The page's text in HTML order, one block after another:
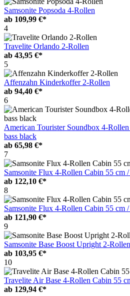
Samsonite Popsoda 4-Rollen
ab 109,99 €*
4
Travelite Orlando 2-Rollen
ab 43,95 €*
5
Affenzahn Kinderkoffer 2-Rollen
ab 94,40 €*
6
American Tourister Soundbox 4-
bass black
ab 65,98 €*
7
Samsonite Flux 4-Rollen Cabin 55 cm
ab 122,10 €*
8
Samsonite Flux 4-Rollen Cabin 55 cm
ab 121,90 €*
9
Samsonite Base Boost Upright 2-Rollen
ab 103,95 €*
10
Travelite Air Base 4-Rollen Cabin 55
ab 129,94 €*